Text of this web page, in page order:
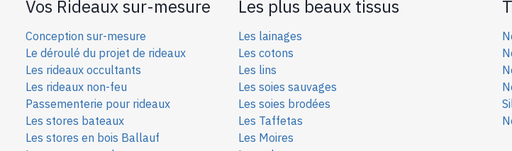
Vos Rideaux sur-mesure
Conception sur-mesure
Le déroulé du projet de rideaux
Les rideaux occultants
Les rideaux non-feu
Passementerie pour rideaux
Les stores bateaux
Les stores en bois Ballauf
Les plus beaux tissus
Les lainages
Les cotons
Les lins
Les soies sauvages
Les soies brodées
Les Taffetas
Les Moires